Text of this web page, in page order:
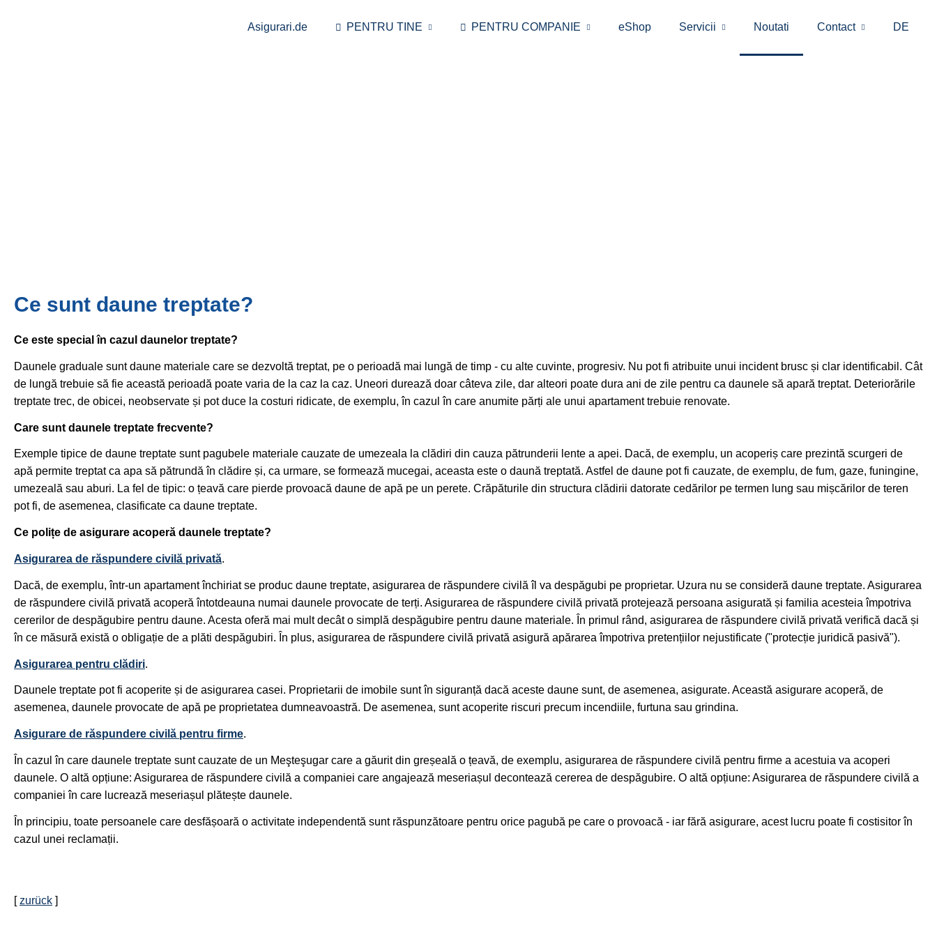
Asigurari.de PENTRU TINE PENTRU COMPANIE eShop Servicii Noutati Contact DE
Ce sunt daune treptate?
Ce este special în cazul daunelor treptate?
Daunele graduale sunt daune materiale care se dezvoltă treptat, pe o perioadă mai lungă de timp - cu alte cuvinte, progresiv. Nu pot fi atribuite unui incident brusc și clar identificabil. Cât
de lungă trebuie să fie această perioadă poate varia de la caz la caz. Uneori durează doar câteva zile, dar alteori poate dura ani de zile pentru ca daunele să apară treptat. Deteriorările
treptate trec, de obicei, neobservate și pot duce la costuri ridicate, de exemplu, în cazul în care anumite părți ale unui apartament trebuie renovate.
Care sunt daunele treptate frecvente?
Exemple tipice de daune treptate sunt pagubele materiale cauzate de umezeala la clădiri din cauza pătrunderii lente a apei. Dacă, de exemplu, un acoperiș care prezintă scurgeri de
apă permite treptat ca apa să pătrundă în clădire și, ca urmare, se formează mucegai, aceasta este o daună treptată. Astfel de daune pot fi cauzate, de exemplu, de fum, gaze, funingine,
umezeală sau aburi. La fel de tipic: o țeavă care pierde provoacă daune de apă pe un perete. Crăpăturile din structura clădirii datorate cedărilor pe termen lung sau mișcărilor de teren
pot fi, de asemenea, clasificate ca daune treptate.
Ce polițe de asigurare acoperă daunele treptate?
Asigurarea de răspundere civilă privată.
Dacă, de exemplu, într-un apartament închiriat se produc daune treptate, asigurarea de răspundere civilă îl va despăgubi pe proprietar. Uzura nu se consideră daune treptate. Asigurarea
de răspundere civilă privată acoperă întotdeauna numai daunele provocate de terți. Asigurarea de răspundere civilă privată protejează persoana asigurată și familia acesteia împotriva
cererilor de despăgubire pentru daune. Acesta oferă mai mult decât o simplă despăgubire pentru daune materiale. În primul rând, asigurarea de răspundere civilă privată verifică dacă și
în ce măsură există o obligație de a plăti despăgubiri. În plus, asigurarea de răspundere civilă privată asigură apărarea împotriva pretențiilor nejustificate ("protecție juridică pasivă").
Asigurarea pentru clădiri.
Daunele treptate pot fi acoperite și de asigurarea casei. Proprietarii de imobile sunt în siguranță dacă aceste daune sunt, de asemenea, asigurate. Această asigurare acoperă, de
asemenea, daunele provocate de apă pe proprietatea dumneavoastră. De asemenea, sunt acoperite riscuri precum incendiile, furtuna sau grindina.
Asigurare de răspundere civilă pentru firme.
În cazul în care daunele treptate sunt cauzate de un Meşteşugar care a găurit din greșeală o țeavă, de exemplu, asigurarea de răspundere civilă pentru firme a acestuia va acoperi
daunele. O altă opțiune: Asigurarea de răspundere civilă a companiei care angajează meseriașul decontează cererea de despăgubire. O altă opțiune: Asigurarea de răspundere civilă a
companiei în care lucrează meseriașul plătește daunele.
În principiu, toate persoanele care desfășoară o activitate independentă sunt răspunzătoare pentru orice pagubă pe care o provoacă - iar fără asigurare, acest lucru poate fi costisitor în
cazul unei reclamații.
[zurück ]